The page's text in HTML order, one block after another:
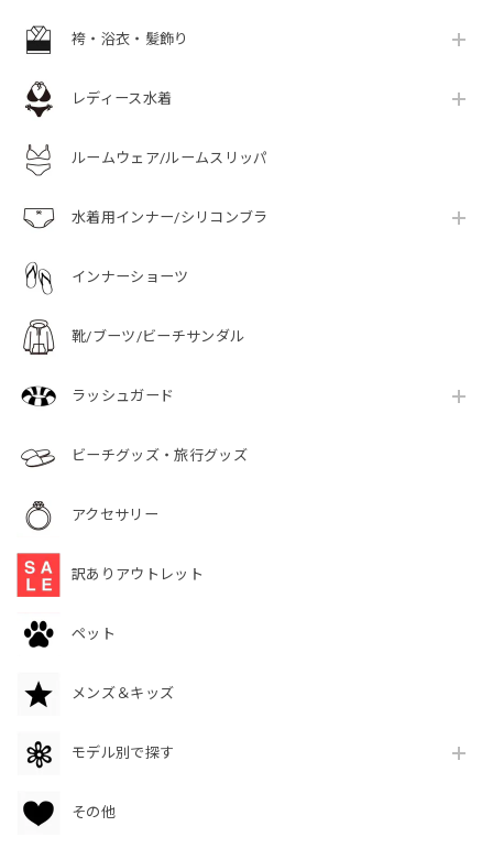
袴・浴衣・髪飾り
レディース水着
ルームウェア/ルームスリッパ
水着用インナー/シリコンブラ
インナーショーツ
靴/ブーツ/ビーチサンダル
ラッシュガード
ビーチグッズ・旅行グッズ
アクセサリー
訳ありアウトレット
ペット
メンズ＆キッズ
モデル別で探す
その他